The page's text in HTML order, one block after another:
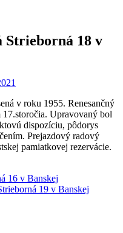
Strieborná 18 v
v roku 1955. Renesančný
17.storočia. Upravovaný bol
dispozíciu, pôdorys
Prejazdový radový
pamiatkovej rezervácie.
16 v Banskej
19 v Banskej